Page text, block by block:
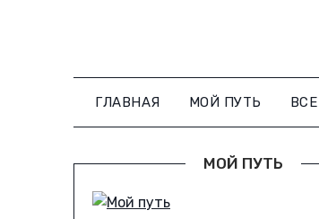
ГЛАВНАЯ МОЙ ПУТЬ
МОЙ ПУТЬ